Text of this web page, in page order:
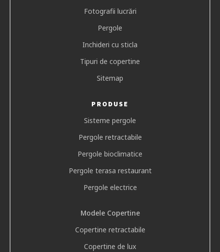
Fotografii lucrări
Pergole
Inchideri cu sticla
Tipuri de copertine
Sitemap
PRODUSE
Sisteme pergole
Pergole retractabile
Pergole bioclimatice
Pergole terasa restaurant
Pergole electrice
Modele Copertine
Copertine retractabile
Copertine de lux